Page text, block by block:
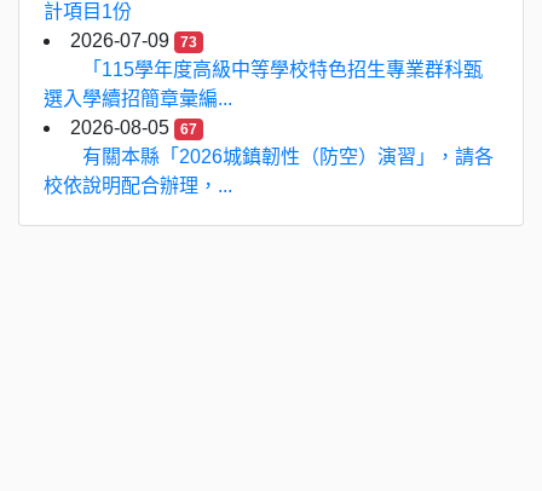
計項目1份
2026-07-09
73
「115學年度高級中等學校特色招生專業群科甄
選入學續招簡章彙編...
2026-08-05
67
有關本縣「2026城鎮韌性（防空）演習」，請各
校依說明配合辦理，...